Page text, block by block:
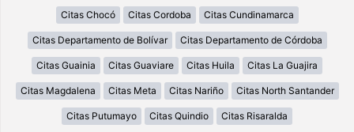
Citas Chocó Citas Cordoba Citas Cundinamarca
Citas Departamento de Bolívar Citas Departamento de Córdoba
Citas Guainia Citas Guaviare Citas Huila Citas La Guajira
Citas Magdalena Citas Meta Citas Nariño Citas North Santander
Citas Putumayo Citas Quindio Citas Risaralda